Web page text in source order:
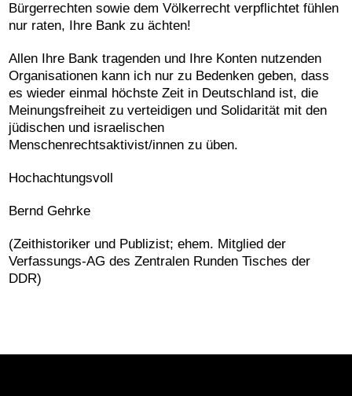
Bürgerrechten sowie dem Völkerrecht verpflichtet fühlen
nur raten, Ihre Bank zu ächten!
Allen Ihre Bank tragenden und Ihre Konten nutzenden
Organisationen kann ich nur zu Bedenken geben, dass
es wieder einmal höchste Zeit in Deutschland ist, die
Meinungsfreiheit zu verteidigen und Solidarität mit den
jüdischen und israelischen
Menschenrechtsaktivist/innen zu üben.
Hochachtungsvoll
Bernd Gehrke
(Zeithistoriker und Publizist; ehem. Mitglied der
Verfassungs-AG des Zentralen Runden Tisches der
DDR)